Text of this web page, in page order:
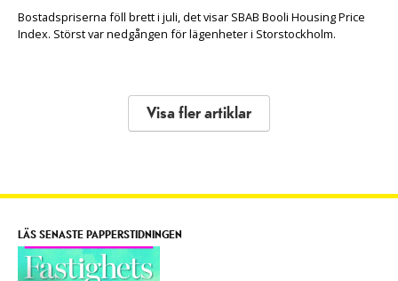
Bostadspriserna föll brett i juli, det visar SBAB Booli Housing Price
Index. Störst var nedgången för lägenheter i Storstockholm.
Visa fler artiklar
LÄS SENASTE PAPPERSTIDNINGEN